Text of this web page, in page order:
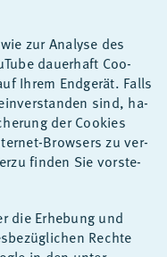
zur Ana­ly­se des
dau­er­haft Coo­
Ih­rem End­ge­rät. Falls
sind, ha­
der Coo­kies
Brow­sers zu ver­
fin­den Sie vor­ste­
die Er­he­bung und
Rech­te